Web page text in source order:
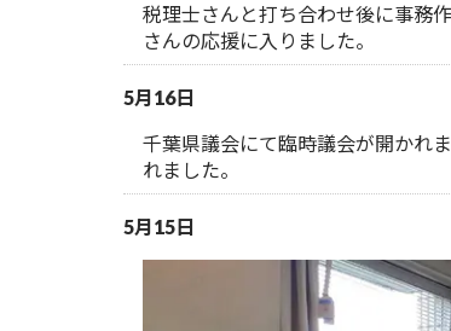
税理士さんと打ち合わせ後に事務
さんの応援に入りました。
5月16日
千葉県議会にて臨時議会が開かれ
れました。
5月15日